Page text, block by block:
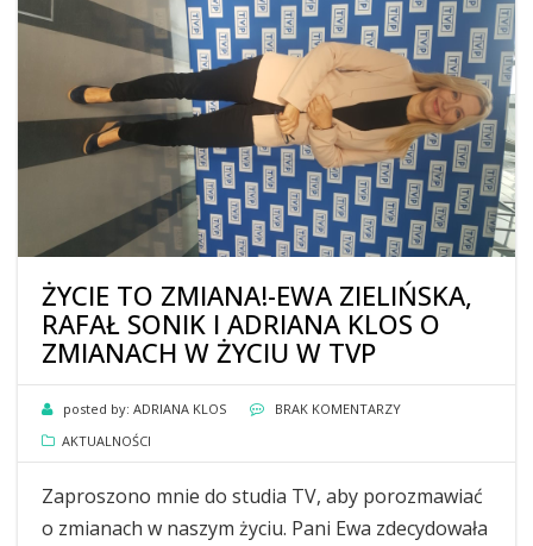
ŻYCIE TO ZMIANA!-EWA ZIELIŃSKA,
RAFAŁ SONIK I ADRIANA KLOS O
ZMIANACH W ŻYCIU W TVP
posted by: ADRIANA KLOS
BRAK KOMENTARZY
AKTUALNOŚCI
Zaproszono mnie do studia TV, aby porozmawiać
o zmianach w naszym życiu. Pani Ewa zdecydowała